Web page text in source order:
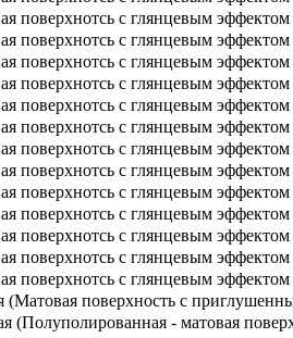
поверхнотсь с глянцевым эффектом
поверхнотсь с глянцевым эффектом
поверхнотсь с глянцевым эффектом
поверхнотсь с глянцевым эффектом
поверхнотсь с глянцевым эффектом
поверхнотсь с глянцевым эффектом
поверхнотсь с глянцевым эффектом
поверхнотсь с глянцевым эффектом
поверхнотсь с глянцевым эффектом
поверхнотсь с глянцевым эффектом
поверхнотсь с глянцевым эффектом
поверхнотсь с глянцевым эффектом
поверхнотсь с глянцевым эффектом
(Матовая поверхность с
(Полуполированная - матовая